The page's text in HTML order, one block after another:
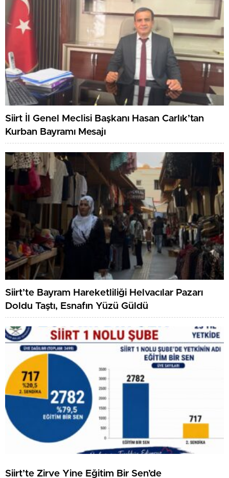
Siirt İl Genel Meclisi Başkanı Hasan Carlık’tan
Kurban Bayramı Mesajı
Siirt’te Bayram Hareketliliği Helvacılar Pazarı
Doldu Taştı, Esnafın Yüzü Güldü
Siirt’te Zirve Yine Eğitim Bir Sen’de